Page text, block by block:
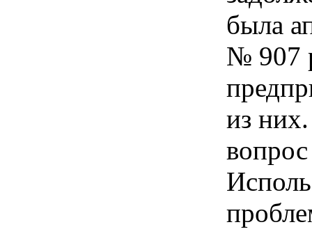
была
№ 907
из